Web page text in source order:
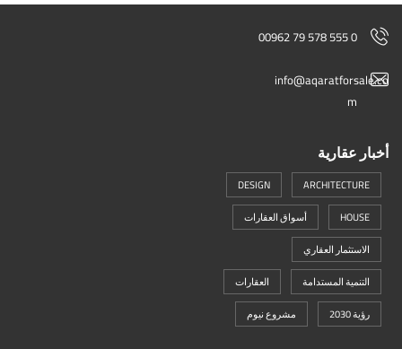
00962 79 578 555 0
info@aqaratforsale.co
m
أخبار عقارية
ARCHITECTURE
DESIGN
HOUSE
أسواق العقارات
الاستثمار العقاري
التنمية المستدامة
العقارات
رؤية 2030
مشروع نيوم